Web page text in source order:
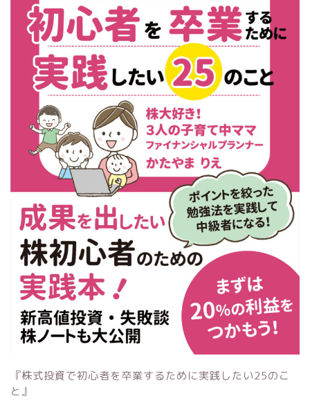
『株式投資で初心者を卒業するために実践したい25のこ
と』